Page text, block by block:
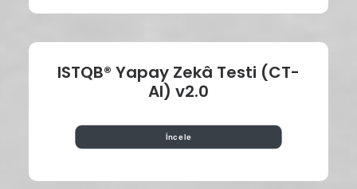
ISTQB® Yapay Zekâ Testi (CT-
AI) v2.0
İncele